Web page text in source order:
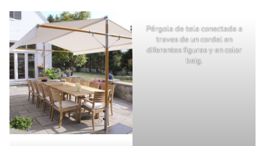
Pérgola de tela conectada a
traves de un cordel en
diferentes figuras y en color
beig.